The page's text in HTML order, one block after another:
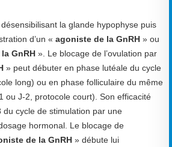
la glande hypophyse puis
d’un « agoniste de la GnRH » ou
GnRH ». Le blocage de l’ovulation par
» peut débuter en phase lutéale du cycle
long) ou en phase folliculaire du même
ou J-2, protocole court). Son efficacité
cycle de stimulation par une
hormonal. Le blocage de
de la GnRH » débute lui